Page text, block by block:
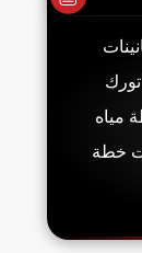
منها انهيار جسور وخروج 50 محطة مياه
خطة